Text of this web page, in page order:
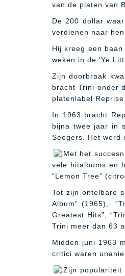
van de platen van
De 200 dollar
verdienen naar
Hij kreeg een
weken in de ‘Ye
Zijn doorbraak
bracht Trini onder
platenlabel Reprise
In 1963 bracht
bijna twee jaar in
Seegers. Het werd
Met het
vele hitalbums en
“Lemon Tree”
Tot zijn ontelbare
Album” (1965),
Greatest Hits”,
Trini meer dan 63
Midden juni 1963
critici waren
Zijn populariteit